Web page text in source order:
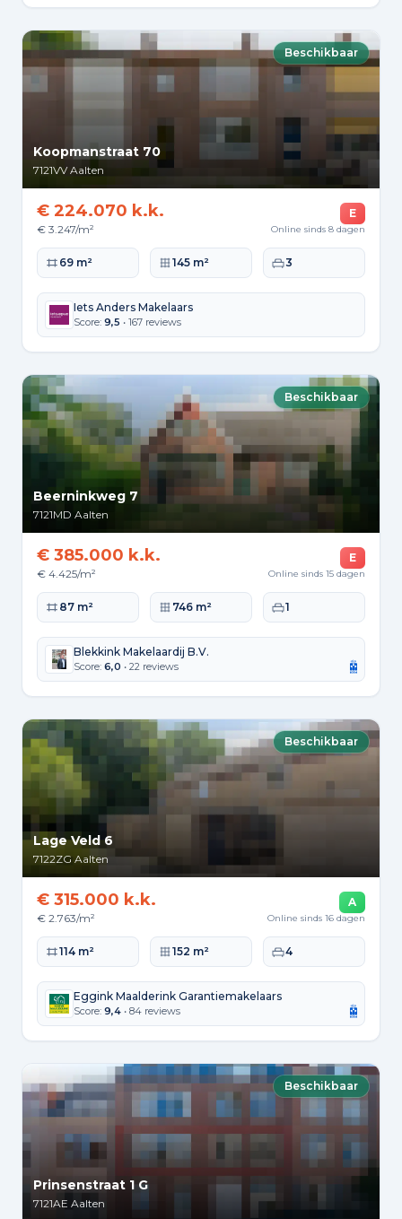
Beschikbaar
Koopmanstraat 70
7121VV Aalten
€ 224.070 k.k.
€ 3.247/m²
E
Online sinds 8 dagen
Woonoppervlakte
69 m² Perceeloppervlakte
145 m² Slaapkamers
3
Iets Anders Makelaars
Score: 9,5 • 167 reviews
Beschikbaar
Beerninkweg 7
7121MD Aalten
€ 385.000 k.k.
€ 4.425/m²
E
Online sinds 15 dagen
Woonoppervlakte
87 m² Perceeloppervlakte
746 m² Slaapkamers
1
Blekkink Makelaardij B.V.
Score: 6,0 • 22 reviews
Beschikbaar
Lage Veld 6
7122ZG Aalten
€ 315.000 k.k.
€ 2.763/m²
A
Online sinds 16 dagen
Woonoppervlakte
114 m² Perceeloppervlakte
152 m² Slaapkamers
4
Eggink Maalderink Garantiemakelaars
Score: 9,4 • 84 reviews
Beschikbaar
Prinsenstraat 1 G
7121AE Aalten